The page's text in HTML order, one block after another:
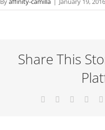
Share This
Facebook Reddit